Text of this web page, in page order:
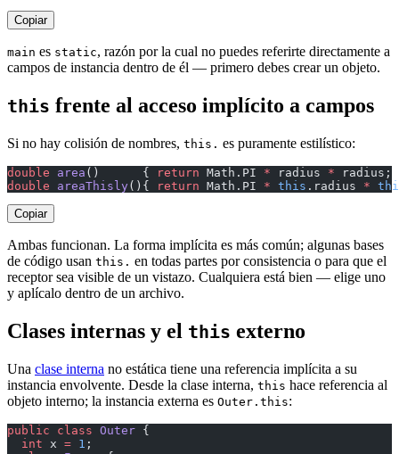
Copiar
main es static, razón por la cual no puedes referirte directamente a
campos de instancia dentro de él — primero debes crear un objeto.
this frente al acceso implícito a campos
Si no hay colisión de nombres, this. es puramente estilístico:
double area ()      { return Math.PI * radius * radius;
double areaThisly(){ return Math.PI * this .radius *
Copiar
Ambas funcionan. La forma implícita es más común; algunas bases
de código usan this. en todas partes por consistencia o para que el
receptor sea visible de un vistazo. Cualquiera está bien — elige uno
y aplícalo dentro de un archivo.
Clases internas y el this externo
Una clase interna no estática tiene una referencia implícita a su
instancia envolvente. Desde la clase interna, this hace referencia al
objeto interno; la instancia externa es Outer.this:
public class Outer {
  int
x = 1 ;